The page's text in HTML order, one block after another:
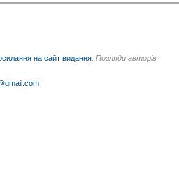
на сайт видання. Погляди авторів